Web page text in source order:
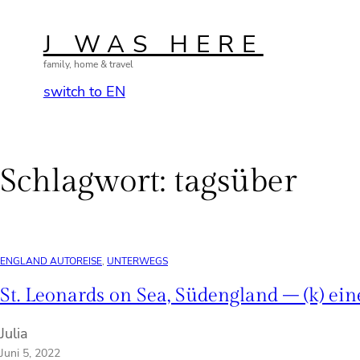
springenJ WAS HERE
family, home & travel
switch to EN
Schlagwort: tagsüber
ENGLAND AUTOREISE, UNTERWEGS
St. Leonards on Sea, Südengland – (k)
Julia
Juni 5, 2022